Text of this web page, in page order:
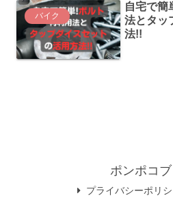
バイク
自宅で簡
法とタッ
法!!
ポンポコ
プライバシーポリ